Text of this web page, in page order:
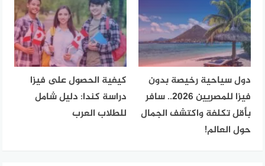
دول سياحية رخيصة بدون
فيزا للمصريين 2026.. سافر
بأقل تكلفة واكتشف الجمال
حول العالم!
كيفية الحصول على فيزا
دراسة كندا: دليل شامل
للطلاب العرب